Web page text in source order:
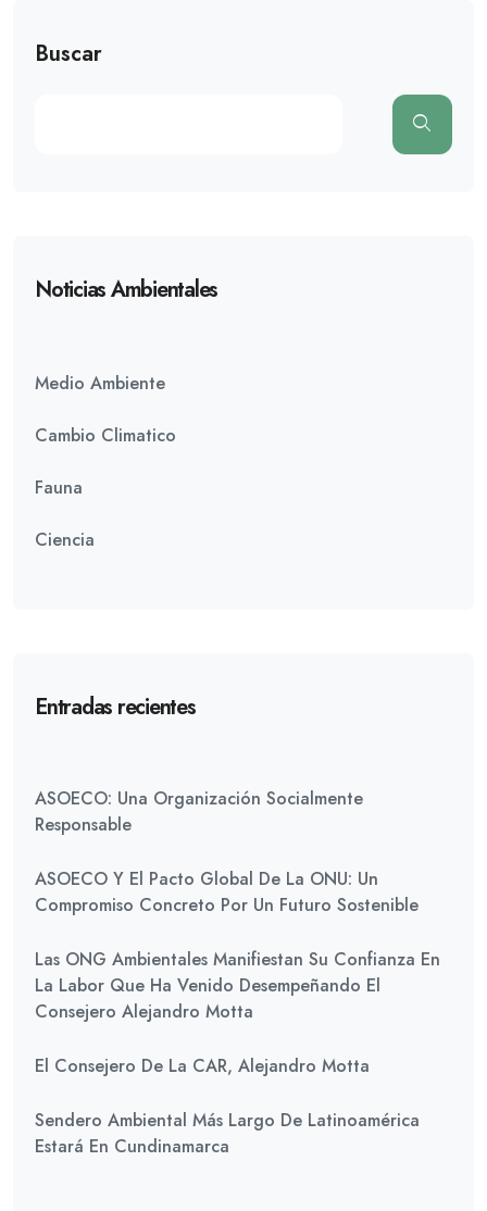
Buscar
Noticias Ambientales
Medio Ambiente
Cambio Climatico
Fauna
Ciencia
Entradas recientes
ASOECO: Una Organización Socialmente
Responsable
ASOECO Y El Pacto Global De La ONU: Un
Compromiso Concreto Por Un Futuro Sostenible
Las ONG Ambientales Manifiestan Su Confianza En
La Labor Que Ha Venido Desempeñando El
Consejero Alejandro Motta
El Consejero De La CAR, Alejandro Motta
Sendero Ambiental Más Largo De Latinoamérica
Estará En Cundinamarca